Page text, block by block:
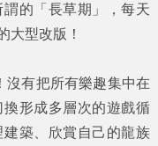
的「長草期」，每天
大型改版！
沒有把所有樂趣集中在
形成多層次的遊戲循
築、欣賞自己的龍族